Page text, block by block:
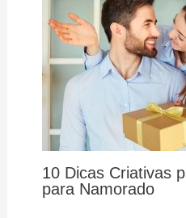
10 Dicas Criativas
para Namorado